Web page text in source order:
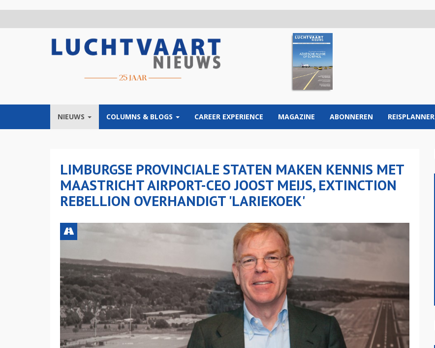
NIEUWS COLUMNS & BLOGS CAREER EXPERIENCE MAGAZINE ABONNEREN REISPLANNER
LIMBURGSE PROVINCIALE STATEN MAKEN KENNIS MET
MAASTRICHT AIRPORT-CEO JOOST MEIJS, EXTINCTION
REBELLION OVERHANDIGT 'LARIEKOEK'